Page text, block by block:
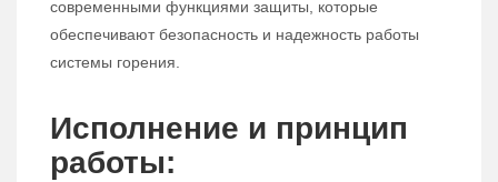
современными функциями защиты, которые
обеспечивают безопасность и надежность работы
системы горения.
Исполнение и принцип
работы: